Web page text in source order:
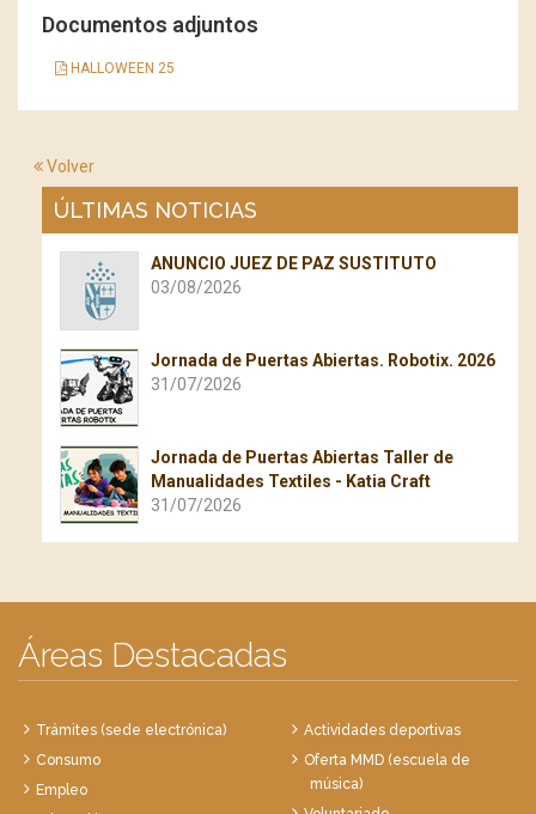
Documentos adjuntos
HALLOWEEN 25
Volver
ÚLTIMAS NOTICIAS
ANUNCIO JUEZ DE PAZ SUSTITUTO
03/08/2026
Jornada de Puertas Abiertas. Robotix. 2026
31/07/2026
Jornada de Puertas Abiertas Taller de
Manualidades Textiles - Katia Craft
31/07/2026
Áreas Destacadas
Trámites (sede electrónica)
Consumo
Empleo
Actividades deportivas
Oferta MMD (escuela de
música)